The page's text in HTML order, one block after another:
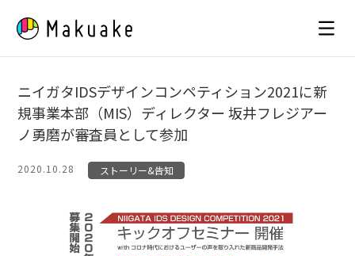
content
ニイガタIDSデザインコンペティション2021に新
規事業本部（MIS）ディレクター 坂井フレジアー
ノ勇磨が審査員として参加
2020.10.28 ストーリー&告知